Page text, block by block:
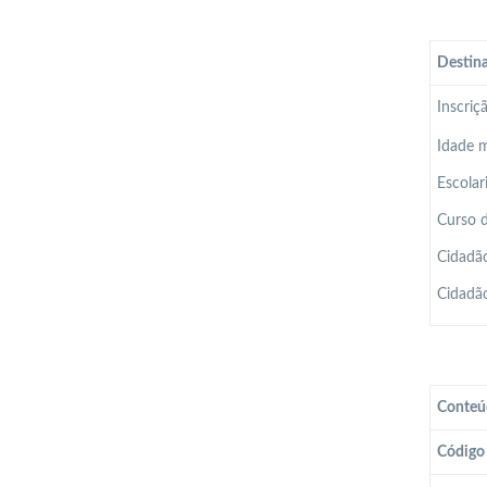
Idade
Curso
Código